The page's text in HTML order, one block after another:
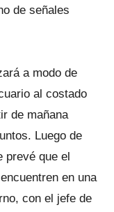
de señales
a modo de
al costado
de mañana
Luego de
que el
en una
con el jefe de